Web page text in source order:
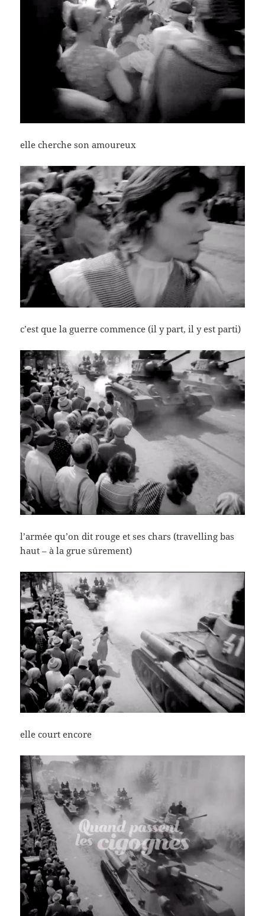
elle cherche son amoureux
c’est que la guerre commence (il y part, il y est parti)
l’armée qu’on dit rouge et ses chars (travelling bas
haut – à la grue sûrement)
elle court encore